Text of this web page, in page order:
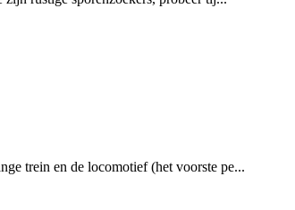
trein en de locomotief (het voorste pe...